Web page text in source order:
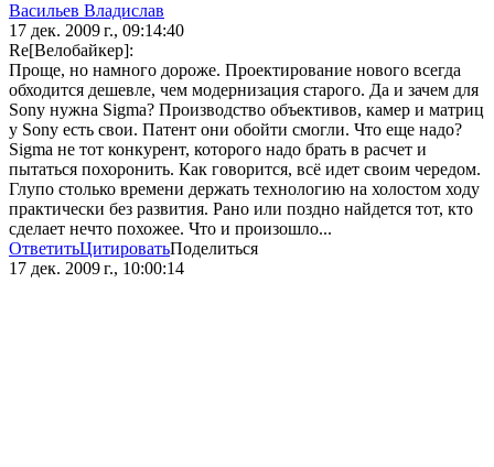
Васильев Владислав
17 дек. 2009 г., 09:14:40
Re[Велобайкер]:
Проще, но намного дороже. Проектирование нового всегда
обходится дешевле, чем модернизация старого. Да и зачем для
Sony нужна Sigma? Производство объективов, камер и матриц
у Sony есть свои. Патент они обойти смогли. Что еще надо?
Sigma не тот конкурент, которого надо брать в расчет и
пытаться похоронить. Как говорится, всё идет своим чередом.
Глупо столько времени держать технологию на холостом ходу
практически без развития. Рано или поздно найдется тот, кто
сделает нечто похожее. Что и произошло...
ОтветитьЦитироватьПоделиться
17 дек. 2009 г., 10:00:14